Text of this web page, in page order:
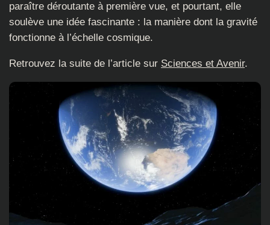
paraître déroutante à première vue, et pourtant, elle
soulève une idée fascinante : la manière dont la gravité
fonctionne à l’échelle cosmique.
Retrouvez la suite de l’article sur Sciences et Avenir.